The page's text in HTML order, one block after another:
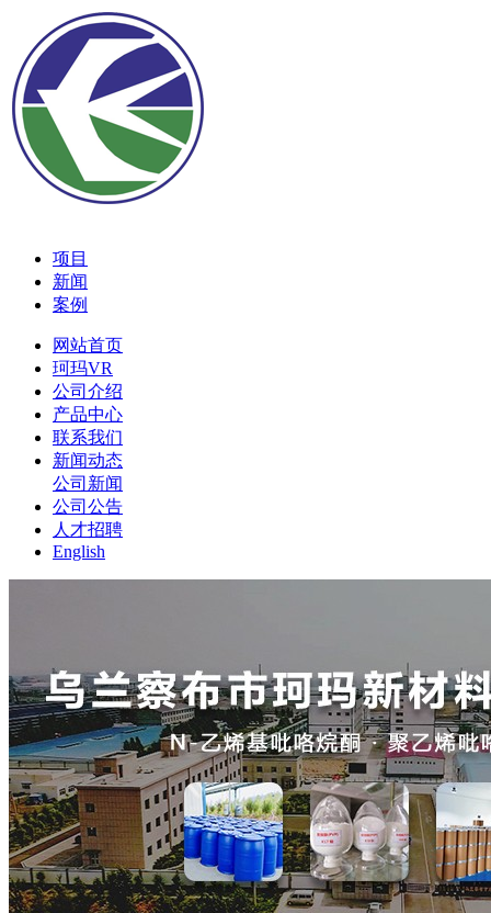
项目
新闻
案例
网站首页
珂玛VR
公司介绍
产品中心
联系我们
新闻动态
公司新闻
公司公告
人才招聘
English